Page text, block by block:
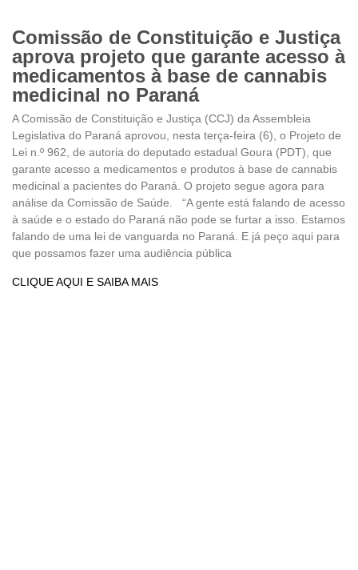
Comissão de Constituição e Justiça
aprova projeto que garante acesso à
medicamentos à base de cannabis
medicinal no Paraná
A Comissão de Constituição e Justiça (CCJ) da Assembleia
Legislativa do Paraná aprovou, nesta terça-feira (6), o Projeto de
Lei n.º 962, de autoria do deputado estadual Goura (PDT), que
garante acesso a medicamentos e produtos à base de cannabis
medicinal a pacientes do Paraná. O projeto segue agora para
análise da Comissão de Saúde. “A gente está falando de acesso
à saúde e o estado do Paraná não pode se furtar a isso. Estamos
falando de uma lei de vanguarda no Paraná. E já peço aqui para
que possamos fazer uma audiência pública
CLIQUE AQUI E SAIBA MAIS